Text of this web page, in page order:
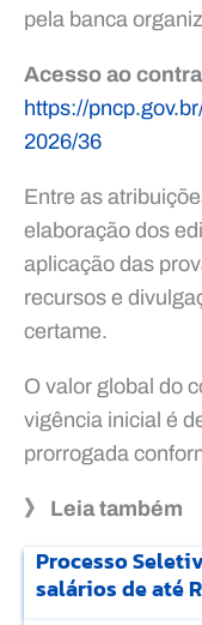
pela banca
Acesso ao
https://
2026/36
Entre as
elaboração dos
aplicação das
recursos e
certame.
O valor global do
vigência inicial é
prorrogada
》 Leia também
Processo
salários de até